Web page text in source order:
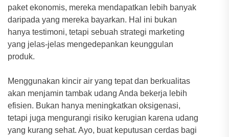
paket ekonomis, mereka mendapatkan lebih banyak
daripada yang mereka bayarkan. Hal ini bukan
hanya testimoni, tetapi sebuah strategi marketing
yang jelas-jelas mengedepankan keunggulan
produk.
Menggunakan kincir air yang tepat dan berkualitas
akan menjamin tambak udang Anda bekerja lebih
efisien. Bukan hanya meningkatkan oksigenasi,
tetapi juga mengurangi risiko kerugian karena udang
yang kurang sehat. Ayo, buat keputusan cerdas bagi